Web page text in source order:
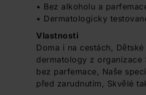
• Bez alkoholu a
• Dermatologicky
Vlastnosti
Doma i na cestách,
dermatology z organizace
bez parfemace, Naše
před zarudnutím, Skvělé